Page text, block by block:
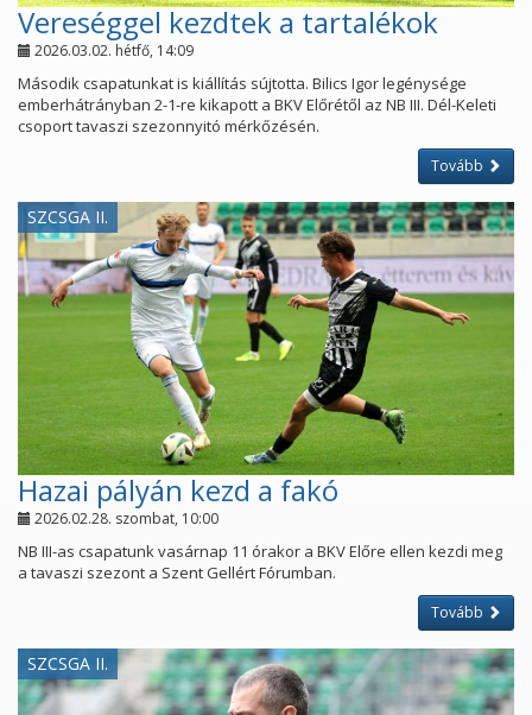
Vereséggel kezdtek a tartalékok
2026.03.02. hétfő, 14:09
Második csapatunkat is kiállítás sújtotta. Bilics Igor legénysége
emberhátrányban 2-1-re kikapott a BKV Előrétől az NB III. Dél-Keleti
csoport tavaszi szezonnyitó mérkőzésén.
Tovább
SZCSGA II.
Hazai pályán kezd a fakó
2026.02.28. szombat, 10:00
NB III-as csapatunk vasárnap 11 órakor a BKV Előre ellen kezdi meg
a tavaszi szezont a Szent Gellért Fórumban.
Tovább
SZCSGA II.